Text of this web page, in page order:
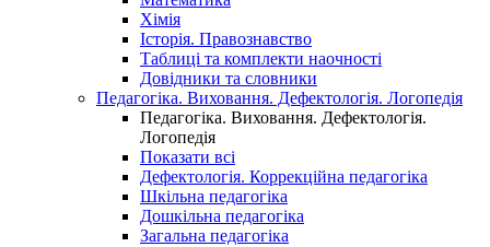
Хімія
Історія. Правознавство
Таблиці та комплекти наочності
Довідники та словники
Педагогіка. Виховання. Дефектологія. Логопедія
Педагогіка. Виховання. Дефектологія.
Логопедія
Показати всі
Дефектологія. Коррекційна педагогіка
Шкільна педагогіка
Дошкільна педагогіка
Загальна педагогіка